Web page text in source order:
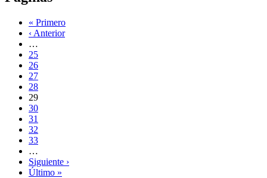
« Primero
‹ Anterior
…
25
26
27
28
29
30
31
32
33
…
Siguiente ›
Último »